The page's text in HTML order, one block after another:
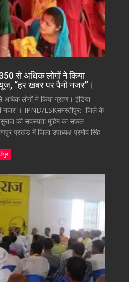
से अधिक लोगों ने किया
“हर खबर पर पैनी नजर”।
लोगों ने किया ग्रहण। इंडिया
नजर”। IPND/ESKसमस्तीपुर:- जिले के
की सदस्यता मुहिम का सफल
प्रखंड में जिला उपाध्यक्ष प्रमोद सिंह